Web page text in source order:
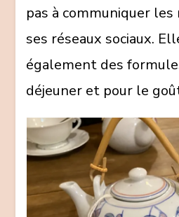
pas à communiquer
ses réseaux sociaux.
également des
déjeuner et pour le